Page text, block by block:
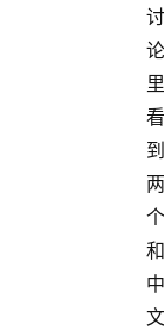
讨
论
里
看
到
两
个
和
中
文